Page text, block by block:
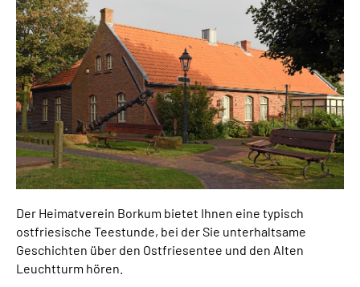
Der Heimatverein Borkum bietet Ihnen eine typisch
ostfriesische Teestunde, bei der Sie unterhaltsame
Geschichten über den Ostfriesentee und den Alten
Leuchtturm hören.